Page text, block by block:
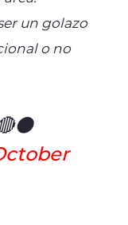
un golazo
o no